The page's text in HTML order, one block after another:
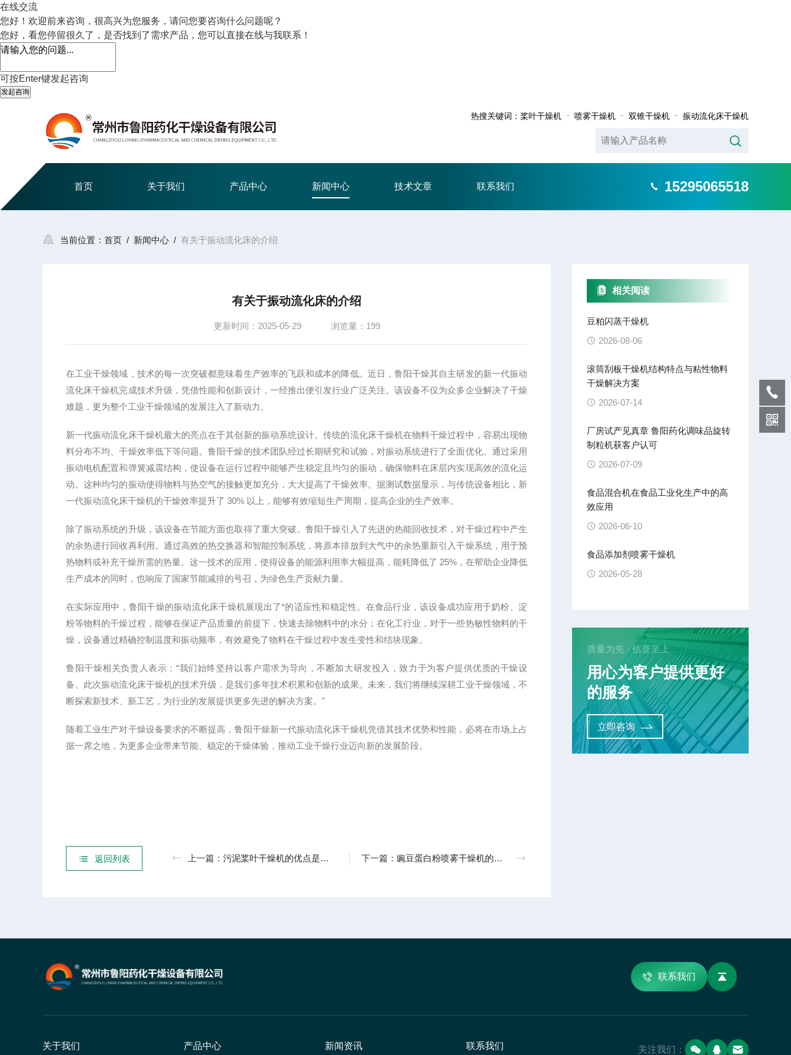
在线交流
您好！欢迎前来咨询，很高兴为您服务，请问您要咨询什么问题呢？
您好，看您停留很久了，是否找到了需求产品，您可以直接在线与我联系！
可按Enter键发起咨询
发起咨询
热搜关键词： 桨叶干燥机 喷雾干燥机 双锥干燥机 振动流化床干燥机
首页 关于我们 产品中心 新闻中心 技术文章 联系我们 15295065518
当前位置： 首页 / 新闻中心 / 有关于振动流化床的介绍
有关于振动流化床的介绍
更新时间：2025-05-29 浏览量：199
在工业干燥领域，技术的每一次突破都意味着生产效率的飞跃和成本的降低。近日，鲁阳干燥其自主研发的新一代振动
流化床干燥机完成技术升级，凭借性能和创新设计，一经推出便引发行业广泛关注。该设备不仅为众多企业解决了干燥
难题，更为整个工业干燥领域的发展注入了新动力。
新一代振动流化床干燥机最大的亮点在于其创新的振动系统设计。传统的流化床干燥机在物料干燥过程中，容易出现物
料分布不均、干燥效率低下等问题。鲁阳干燥的技术团队经过长期研究和试验，对振动系统进行了全面优化。通过采用
振动电机配置和弹簧减震结构，使设备在运行过程中能够产生稳定且均匀的振动，确保物料在床层内实现高效的流化运
动。这种均匀的振动使得物料与热空气的接触更加充分，大大提高了干燥效率。据测试数据显示，与传统设备相比，新
一代振动流化床干燥机的干燥效率提升了 30% 以上，能够有效缩短生产周期，提高企业的生产效率。
除了振动系统的升级，该设备在节能方面也取得了重大突破。鲁阳干燥引入了先进的热能回收技术，对干燥过程中产生
的余热进行回收再利用。通过高效的热交换器和智能控制系统，将原本排放到大气中的余热重新引入干燥系统，用于预
热物料或补充干燥所需的热量。这一技术的应用，使得设备的能源利用率大幅提高，能耗降低了 25%，在帮助企业降低
生产成本的同时，也响应了国家节能减排的号召，为绿色生产贡献力量。
在实际应用中，鲁阳干燥的振动流化床干燥机展现出了*的适应性和稳定性。在食品行业，该设备成功应用于奶粉、淀
粉等物料的干燥过程，能够在保证产品质量的前提下，快速去除物料中的水分；在化工行业，对于一些热敏性物料的干
燥，设备通过精确控制温度和振动频率，有效避免了物料在干燥过程中发生变性和结块现象。
鲁阳干燥相关负责人表示： “我们始终坚持以客户需求为导向，不断加大研发投入，致力于为客户提供优质的干燥设
备。此次振动流化床干燥机的技术升级，是我们多年技术积累和创新的成果。未来，我们将继续深耕工业干燥领域，不
断探索新技术、新工艺，为行业的发展提供更多先进的解决方案。"
随着工业生产对干燥设备要求的不断提高，鲁阳干燥新一代振动流化床干燥机凭借其技术优势和性能，必将在市场上占
据一席之地，为更多企业带来节能、稳定的干燥体验，推动工业干燥行业迈向新的发展阶段。
返回列表 上一篇： 污泥桨叶干燥机的优点是什么 下一篇： 豌豆蛋白粉喷雾干燥机的工作原理与技术解析
相关阅读
豆粕闪蒸干燥机
2026-08-06
滚筒刮板干燥机结构特点与粘性物料
干燥解决方案
2026-07-14
厂房试产见真章 鲁阳药化调味品旋转
制粒机获客户认可
2026-07-09
食品混合机在食品工业化生产中的高
效应用
2026-06-10
食品添加剂喷雾干燥机
2026-05-28
质量为先 · 信誉至上
用心为客户提供更好
的服务
立即咨询
联系我们
关于我们 产品中心 新闻资讯 联系我们 关注我们：